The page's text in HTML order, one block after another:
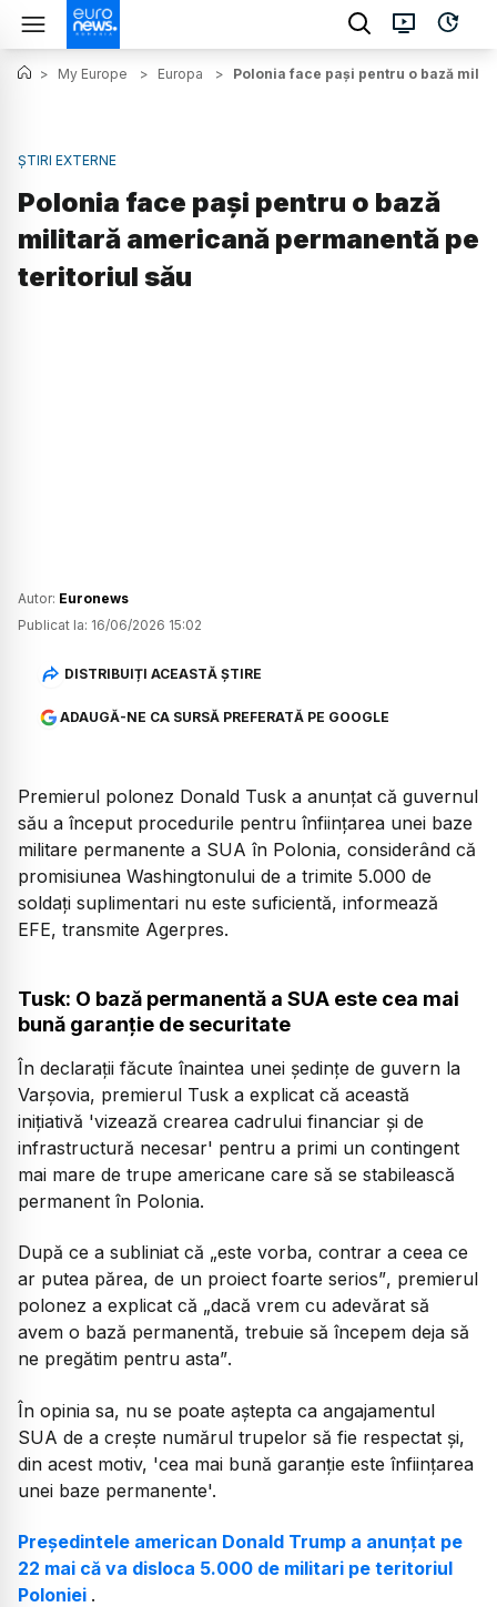
> My Europe > Europa > Polonia face pași pentru o bază
ȘTIRI EXTERNE
Polonia face pași pentru o bază
militară americană permanentă pe
teritoriul său
Autor: Euronews
Publicat la: 16/06/2026 15:02
DISTRIBUIȚI ACEASTĂ ȘTIRE
ADAUGĂ-NE CA SURSĂ PREFERATĂ PE GOOGLE
Premierul polonez Donald Tusk a anunțat că guvernul
său a început procedurile pentru înființarea unei baze
militare permanente a SUA în Polonia, considerând că
promisiunea Washingtonului de a trimite 5.000 de
soldați suplimentari nu este suficientă, informează
EFE, transmite Agerpres.
Tusk: O bază permanentă a SUA este cea mai
bună garanție de securitate
În declarații făcute înaintea unei ședințe de guvern la
Varșovia, premierul Tusk a explicat că această
inițiativă 'vizează crearea cadrului financiar și de
infrastructură necesar' pentru a primi un contingent
mai mare de trupe americane care să se stabilească
permanent în Polonia.
După ce a subliniat că „este vorba, contrar a ceea ce
ar putea părea, de un proiect foarte serios”, premierul
polonez a explicat că „dacă vrem cu adevărat să
avem o bază permanentă, trebuie să începem deja să
ne pregătim pentru asta”.
În opinia sa, nu se poate aștepta ca angajamentul
SUA de a crește numărul trupelor să fie respectat și,
din acest motiv, 'cea mai bună garanție este înființarea
unei baze permanente'.
Președintele american Donald Trump a anunțat pe
22 mai că va disloca 5.000 de militari pe teritoriul
Poloniei .